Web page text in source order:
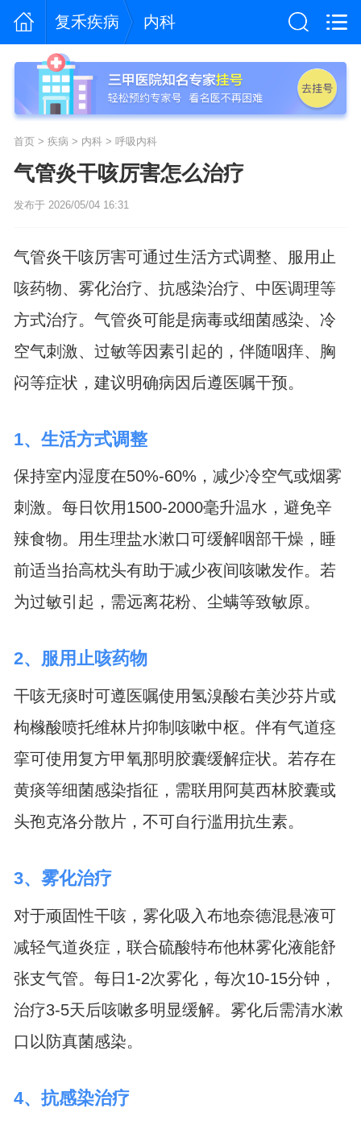
复禾疾病 内科
首页> 疾病 > 内科> 呼吸内科
气管炎干咳厉害怎么治疗
发布于 2026/05/04 16:31
气管炎干咳厉害可通过生活方式调整、服用止
咳药物、雾化治疗、抗感染治疗、中医调理等
方式治疗。气管炎可能是病毒或细菌感染、冷
空气刺激、过敏等因素引起的，伴随咽痒、胸
闷等症状，建议明确病因后遵医嘱干预。
1、生活方式调整
保持室内湿度在50%-60%，减少冷空气或烟雾
刺激。每日饮用1500-2000毫升温水，避免辛
辣食物。用生理盐水漱口可缓解咽部干燥，睡
前适当抬高枕头有助于减少夜间咳嗽发作。若
为过敏引起，需远离花粉、尘螨等致敏原。
2、服用止咳药物
干咳无痰时可遵医嘱使用氢溴酸右美沙芬片或
枸橼酸喷托维林片抑制咳嗽中枢。伴有气道痉
挛可使用复方甲氧那明胶囊缓解症状。若存在
黄痰等细菌感染指征，需联用阿莫西林胶囊或
头孢克洛分散片，不可自行滥用抗生素。
3、雾化治疗
对于顽固性干咳，雾化吸入布地奈德混悬液可
减轻气道炎症，联合硫酸特布他林雾化液能舒
张支气管。每日1-2次雾化，每次10-15分钟，
治疗3-5天后咳嗽多明显缓解。雾化后需清水漱
口以防真菌感染。
4、抗感染治疗